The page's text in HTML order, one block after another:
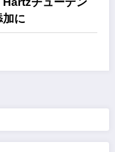
加に